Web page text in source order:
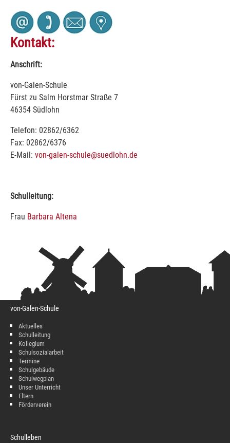
Kontakt:
Anschrift:
von-Galen-Schule
Fürst zu Salm Horstmar Straße 7
46354 Südlohn
Telefon: 02862/6362
Fax: 02862/6376
E-Mail: von-galen-schule@suedlohn.de
Schulleitung:
Frau Barbara Altena
von-Galen-Schule
Aktuelles
Schulleitung
Kollegium
Schulsozialarbeit
Termine
Schulgebäude
Schulwegplan
Unser Unterricht
Eltern
Förderverein
Schulleben